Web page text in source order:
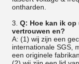
ontharden.
3. Q: Hoe kan ik
vertrouwen en?
A: (1) wij zijn een
internationale SGS,
een originele